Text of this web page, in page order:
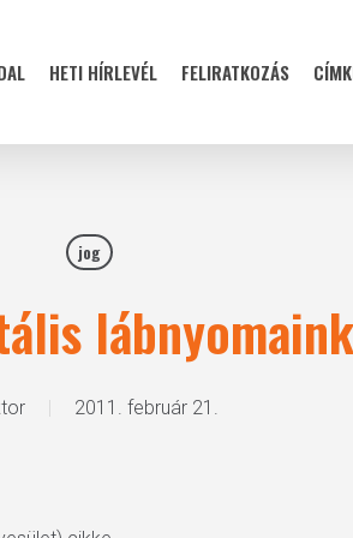
HETI HÍRLEVÉL FELIRATKOZÁS
jog
2011. február 21.